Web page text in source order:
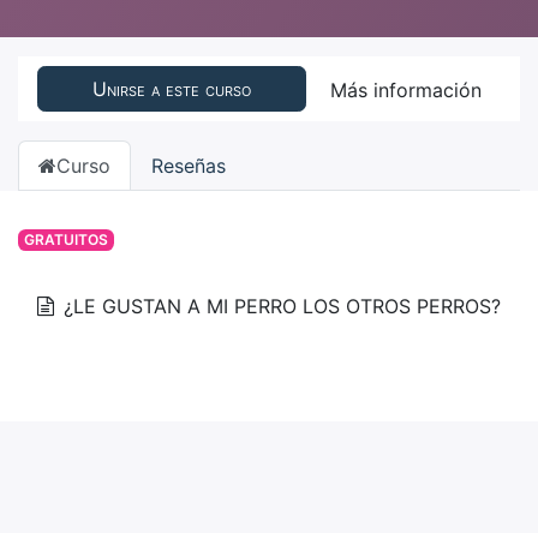
Unirse a este curso Más información
Curso Reseñas
GRATUITOS
¿LE GUSTAN A MI PERRO LOS OTROS PERROS?